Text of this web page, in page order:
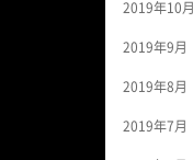
2019年10月
2019年9月
2019年8月
2019年7月